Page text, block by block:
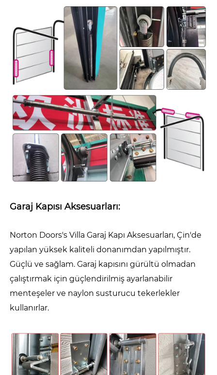
Garaj Kapısı Aksesuarları:
Norton Doors's Villa Garaj Kapı Aksesuarları, Çin'de
yapılan yüksek kaliteli donanımdan yapılmıştır.
Güçlü ve sağlam. Garaj kapısını gürültü olmadan
çalıştırmak için güçlendirilmiş ayarlanabilir
menteşeler ve naylon susturucu tekerlekler
kullanırlar.